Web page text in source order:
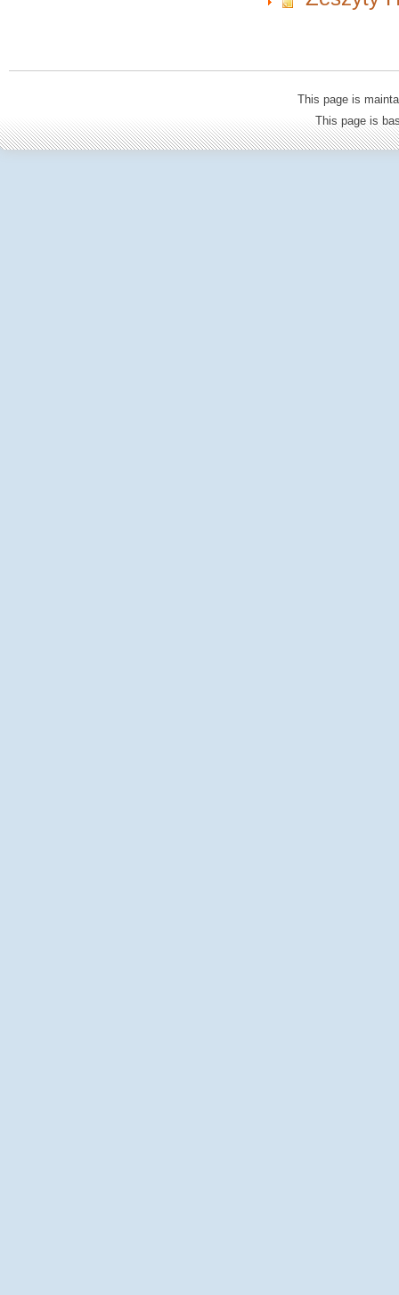
This page is
This page is